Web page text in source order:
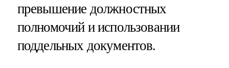
превышение должностных
полномочий и использовании
поддельных документов.